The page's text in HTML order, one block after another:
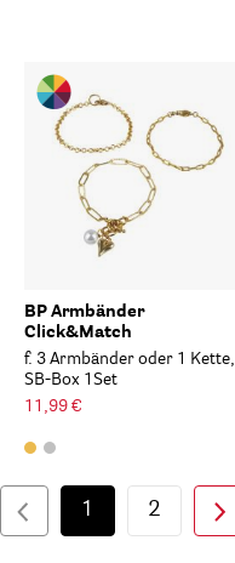
BP Armbänder
Click&Match
f. 3 Armbänder oder 1 Kette,
SB-Box 1Set
11,99 €
1 2